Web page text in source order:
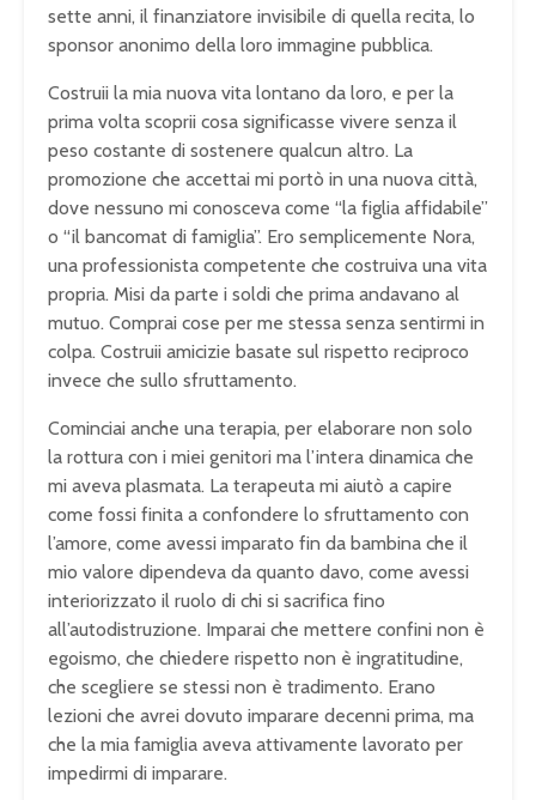
sette anni, il finanziatore invisibile di quella recita, lo
sponsor anonimo della loro immagine pubblica.
Costruii la mia nuova vita lontano da loro, e per la
prima volta scoprii cosa significasse vivere senza il
peso costante di sostenere qualcun altro. La
promozione che accettai mi portò in una nuova città,
dove nessuno mi conosceva come “la figlia affidabile”
o “il bancomat di famiglia”. Ero semplicemente Nora,
una professionista competente che costruiva una vita
propria. Misi da parte i soldi che prima andavano al
mutuo. Comprai cose per me stessa senza sentirmi in
colpa. Costruii amicizie basate sul rispetto reciproco
invece che sullo sfruttamento.
Cominciai anche una terapia, per elaborare non solo
la rottura con i miei genitori ma l’intera dinamica che
mi aveva plasmata. La terapeuta mi aiutò a capire
come fossi finita a confondere lo sfruttamento con
l’amore, come avessi imparato fin da bambina che il
mio valore dipendeva da quanto davo, come avessi
interiorizzato il ruolo di chi si sacrifica fino
all’autodistruzione. Imparai che mettere confini non è
egoismo, che chiedere rispetto non è ingratitudine,
che scegliere se stessi non è tradimento. Erano
lezioni che avrei dovuto imparare decenni prima, ma
che la mia famiglia aveva attivamente lavorato per
impedirmi di imparare.